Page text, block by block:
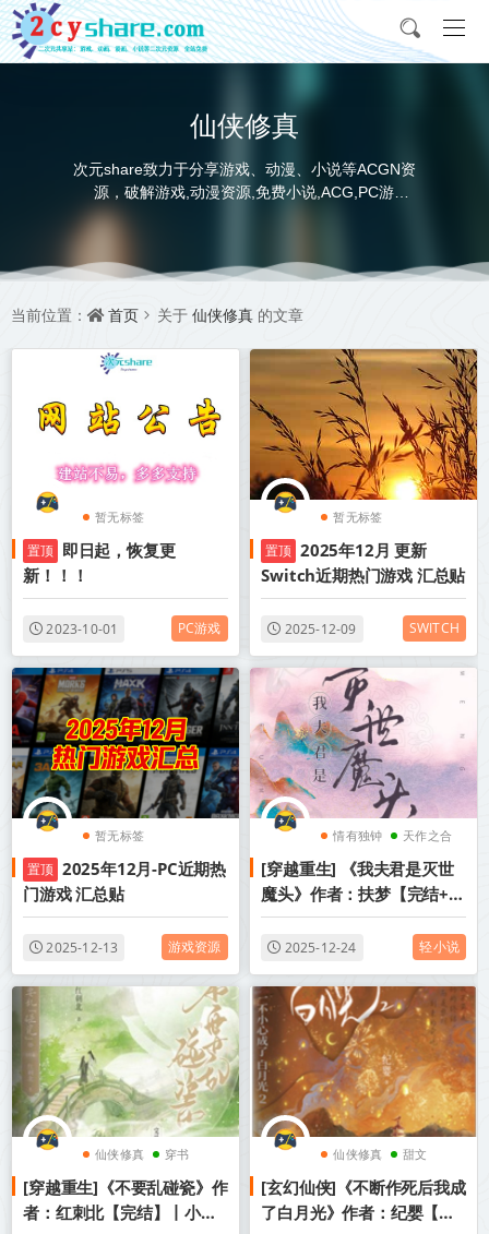
仙侠修真
次元share致力于分享游戏、动漫、小说等ACGN资
源，破解游戏,动漫资源,免费小说,ACG,PC游
戏,switch游戏,金手指，动画电影,动画片,全本小说,
并提供网盘下载
当前位置： 首页 关于 仙侠修真 的文章
暂无标签
置顶 即日起，恢复更
新！！！
2023-10-01 PC游戏
暂无标签
置顶 2025年12月 更新
Switch近期热门游戏 汇总贴
2025-12-09 SWITCH
暂无标签
置顶 2025年12月-PC近期热
门游戏 汇总贴
2025-12-13 游戏资源
情有独钟 天作之合
仙侠修真
[穿越重生] 《我夫君是灭世
魔头》作者：扶梦【完结+番
外】丨小说资源百度网盘免
费txt下载
2025-12-24 轻小说
仙侠修真 穿书
爽文
[穿越重生]《不要乱碰瓷》作
者：红刺北【完结】丨小说
仙侠修真 甜文
穿书
[玄幻仙侠]《不断作死后我成
了白月光》作者：纪婴【完